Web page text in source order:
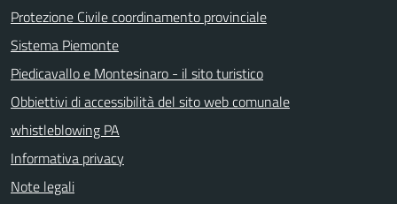
Protezione Civile coordinamento provinciale
Sistema Piemonte
Piedicavallo e Montesinaro - il sito turistico
Obbiettivi di accessibilità del sito web comunale
whistleblowing PA
Informativa privacy
Note legali